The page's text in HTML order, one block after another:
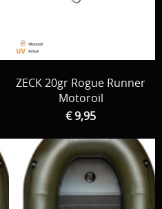
ZECK 20gr Rogue Runner
Motoroil
€ 9,95